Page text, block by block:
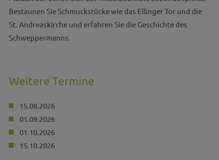
Bestaunen Sie Schmuckstücke wie das Ellinger Tor und die
St. Andreaskirche und erfahren Sie die Geschichte des
Schweppermanns.
Weitere Termine
15.08.2026
01.09.2026
01.10.2026
15.10.2026